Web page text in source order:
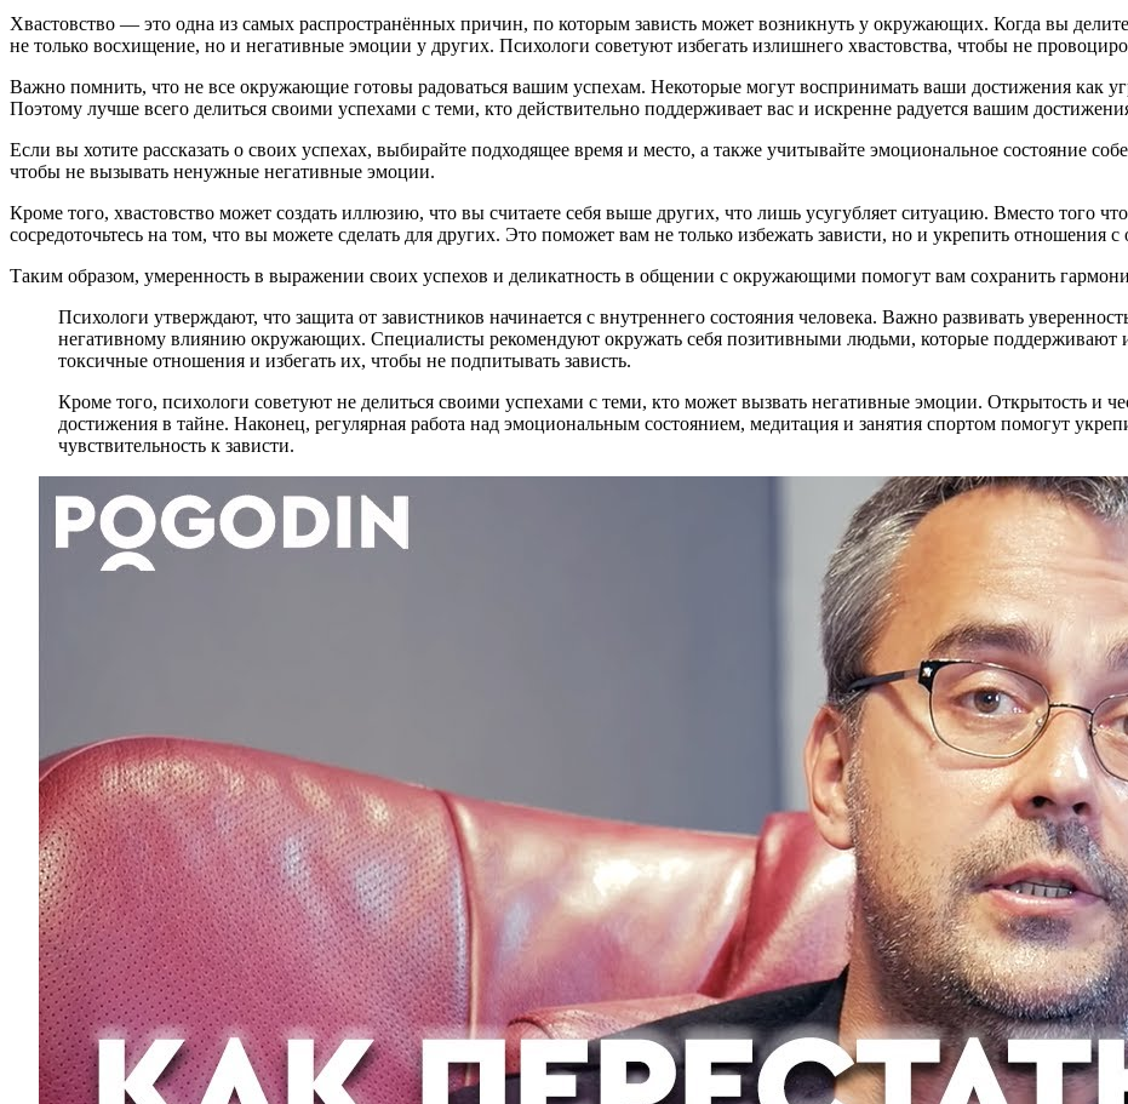
Хвастовство — это одна из самых распространённых причин, по которым зависть может возникнуть у окружающих. Когда вы
не только восхищение, но и негативные эмоции у других. Психологи советуют избегать излишнего хвастовства, чтобы не
Важно помнить, что не все окружающие готовы радоваться вашим успехам. Некоторые могут воспринимать ваши достижения как
Поэтому лучше всего делиться своими успехами с теми, кто действительно поддерживает вас и искренне радуется вашим
Если вы хотите рассказать о своих успехах, выбирайте подходящее время и место, а также учитывайте эмоциональное состояние
чтобы не вызывать ненужные негативные эмоции.
Кроме того, хвастовство может создать иллюзию, что вы считаете себя выше других, что лишь усугубляет ситуацию. Вместо того
сосредоточьтесь на том, что вы можете сделать для других. Это поможет вам не только избежать зависти, но и укрепить отношения
Таким образом, умеренность в выражении своих успехов и деликатность в общении с окружающими помогут вам сохранить
Психологи утверждают, что защита от завистников начинается с внутреннего состояния человека. Важно развивать
негативному влиянию окружающих. Специалисты рекомендуют окружать себя позитивными людьми, которые поддерживают и
токсичные отношения и избегать их, чтобы не подпитывать зависть.
Кроме того, психологи советуют не делиться своими успехами с теми, кто может вызвать негативные эмоции. Открытость и
достижения в тайне. Наконец, регулярная работа над эмоциональным состоянием, медитация и занятия спортом помогут
чувствительность к зависти.